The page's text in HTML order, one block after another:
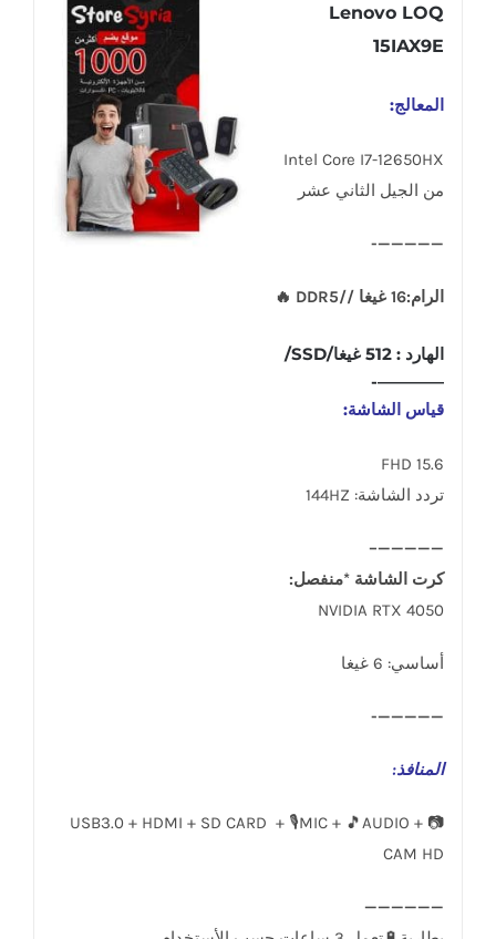
Lenovo LOQ
15IAX9E
المعالج:
Intel Core I7-12650HX
من الجيل الثاني عشر
—————-
الرام:16 غيغا //DDR5 🔥
الهارد : 512 غيغا/SSD/
————-
قياس الشاشة:
15.6 FHD
تردد الشاشة: 144HZ
—————–
كرت الشاشة *منفصل:
NVIDIA RTX 4050
أساسي: 6 غيغا
—————-
المنافذ:
USB3.0 + HDMI + SD CARD + 🎙️MIC + 🎵AUDIO + 📷
CAM HD